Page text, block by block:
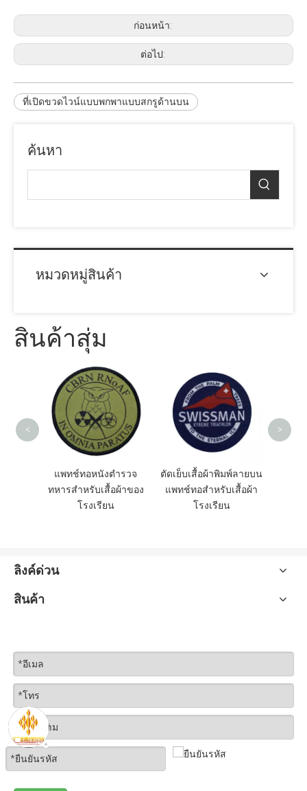
ก่อนหน้า:
ต่อไป:
ที่เปิดขวดไวน์แบบพกพาแบบสกรูด้านบน
ค้นหา
หมวดหมู่สินค้า
สินค้าสุ่ม
แพทช์ทอหนังตำรวจ
ารสำหรับเสื้อผ้าของ
ตัดเย็บเสื้อผ้าพิมพ์ลายบน
แพทช์ทอสำหรับเสื้อผ้า
กำหนดเองสำหรับเ
< >
ลิงค์ด่วน
สินค้า